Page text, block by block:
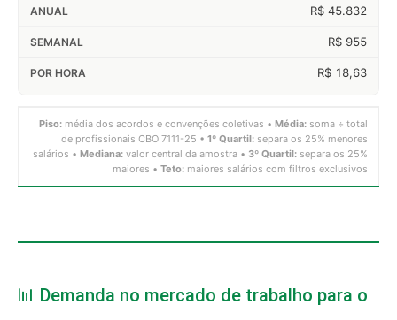
R$ 45.832
R$ 955
R$ 18,63
Piso: média dos acordos e convenções coletivas • Média: soma ÷ total
de profissionais CBO 7111-25 • 1º Quartil: separa os 25% menores
salários • Mediana: valor central da amostra • 3º Quartil: separa os 25%
maiores • Teto: maiores salários com filtros exclusivos
📊 Demanda no mercado de trabalho para o